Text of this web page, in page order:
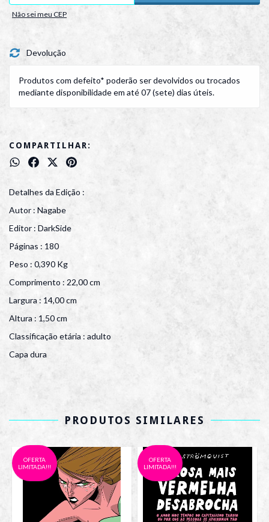
Não sei meu CEP
Devolução
Produtos com defeito* poderão ser devolvidos ou trocados
mediante disponibilidade em até 07 (sete) dias úteis.
COMPARTILHAR:
Detalhes da Edição :
Autor : Nagabe
Editor : DarkSide
Páginas : 180
Peso : 0,390 Kg
Comprimento : 22,00 cm
Largura : 14,00 cm
Altura : 1,50 cm
Classificação etária : adulto
Capa dura
PRODUTOS SIMILARES
OFERTA
LIMITADA!!!
OFERTA
LIMITADA!!!